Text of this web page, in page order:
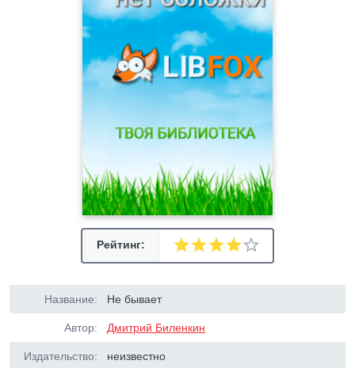
Рейтинг:
Название: Не бывает
Автор: Дмитрий Биленкин
Издательство: неизвестно